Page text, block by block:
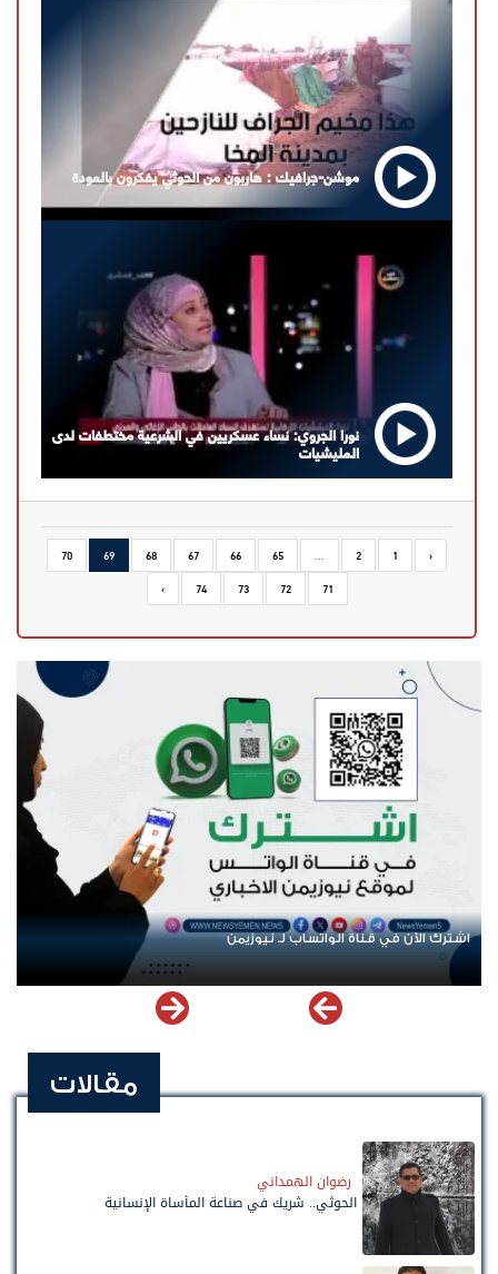
موشن-جرافيك : هاربون من الحوثي يفكرون بالعودة
نورا الجروي: نساء عسكريين في الشرعية مختطفات لدى
المليشيات
‹
1
2
...
65
66
67
68
69
70
71
72
73
74
›
عودة الرحلات الدولية إلى اليمن.. ادعاء حكومي بلا معطيات
مقالات
رضوان الهمداني
الحوثي.. شريك في صناعة المأساة الإنسانية